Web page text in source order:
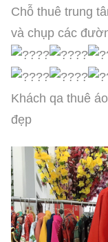
Chỗ thuê trung
và chụp các
Khách qa thuê
đẹp